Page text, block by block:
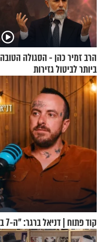
הרב זמיר כהן - הסגולה הטובה
ביותר לביטול גזירות
קוד פתוח | דניאל ברגר: "ה-7 באוקטובר גרם לי לחפש תשובות"